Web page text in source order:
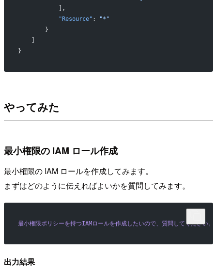
            ],
            "Resource"
:
"*"
        }
    ]
}
やってみた
最小権限の IAM ロール作成
最小権限の IAM ロールを作成してみます。
まずはどのように伝えればよいかを質問してみます。
最小権限ポリシーを持つIAMロールを作成したいので、質問してください。
出力結果